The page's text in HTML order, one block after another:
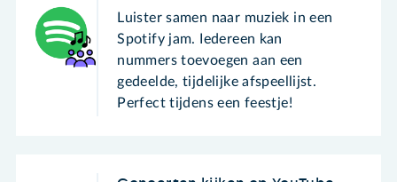
Luister samen naar muziek in een
Spotify jam. Iedereen kan
nummers toevoegen aan een
gedeelde, tijdelijke afspeellijst.
Perfect tijdens een feestje!